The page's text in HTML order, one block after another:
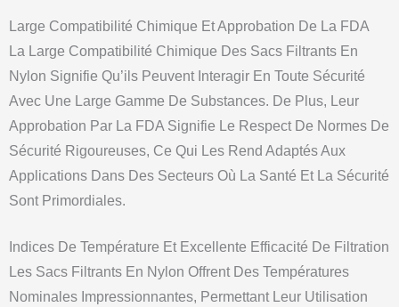
Large Compatibilité Chimique Et Approbation De La FDA
La Large Compatibilité Chimique Des Sacs Filtrants En
Nylon Signifie Qu’ils Peuvent Interagir En Toute Sécurité
Avec Une Large Gamme De Substances. De Plus, Leur
Approbation Par La FDA Signifie Le Respect De Normes De
Sécurité Rigoureuses, Ce Qui Les Rend Adaptés Aux
Applications Dans Des Secteurs Où La Santé Et La Sécurité
Sont Primordiales.
Indices De Température Et Excellente Efficacité De Filtration
Les Sacs Filtrants En Nylon Offrent Des Températures
Nominales Impressionnantes, Permettant Leur Utilisation